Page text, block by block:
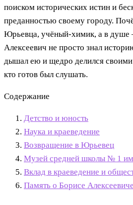
поиском исторических истин и
преданностью своему городу.
Юрьевца, учёный-химик, а в душе
Алексеевич не просто знал
дышал ею и щедро делился
кто готов был слушать.
Содержание
Детство и юность
Наука и краеведение
Возвращение в Юрьевец
Музей средней школы № 1
Вклад в краеведение и
Память о Борисе Алексеевиче